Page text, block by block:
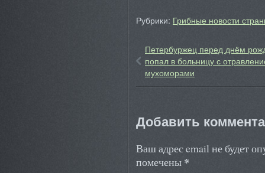
Рубрики: Грибные новости
Петербуржец перед днём
попал в больницу с
мухоморами
Добавить
Ваш адрес email не будет
помечены *